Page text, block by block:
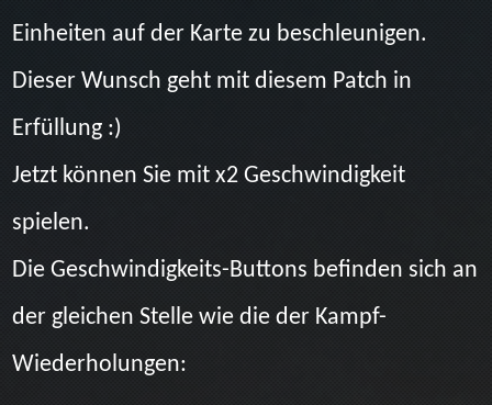
Einheiten auf der Karte zu beschleunigen.
Dieser Wunsch geht mit diesem Patch in
Erfüllung :)
Jetzt können Sie mit x2 Geschwindigkeit
spielen.
Die Geschwindigkeits-Buttons befinden sich an
der gleichen Stelle wie die der Kampf-
Wiederholungen: